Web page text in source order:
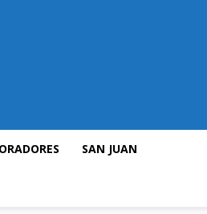
SAN JUAN